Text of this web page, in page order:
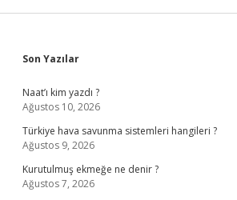
Sidebar
Son Yazılar
Naat’ı kim yazdı ?
Ağustos 10, 2026
Türkiye hava savunma sistemleri hangileri ?
Ağustos 9, 2026
Kurutulmuş ekmeğe ne denir ?
Ağustos 7, 2026